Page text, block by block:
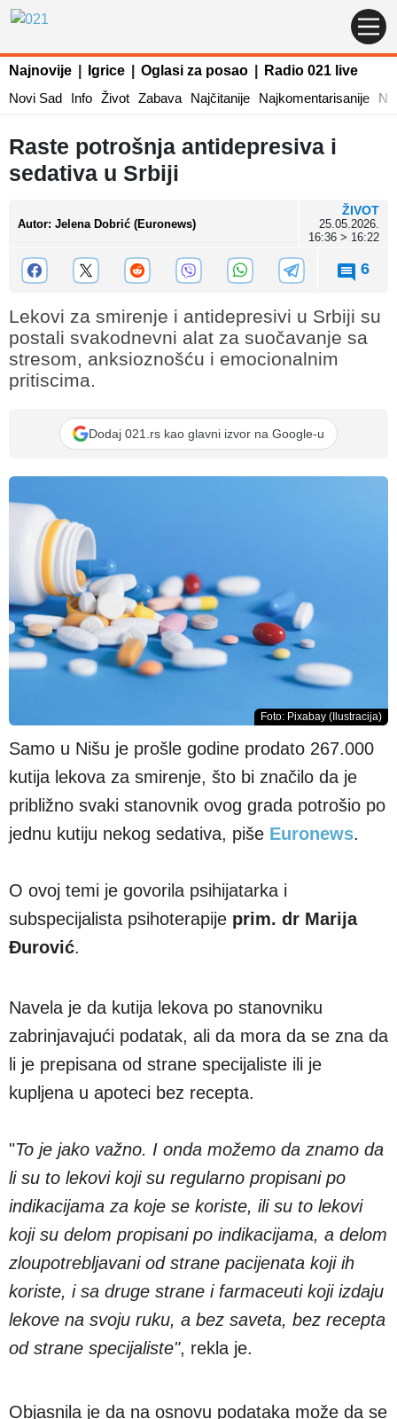
Najnovije Igrice Oglasi za posao
Radio 021 live
Novi Sad
Info Život Zabava Najčitanije Najkomentarisanije
Raste potrošnja antidepresiva i
sedativa u Srbiji
Autor: Jelena Dobrić (Euronews)
ŽIVOT
25.05.2026.
16:36 > 16:22
6
Lekovi za smirenje i antidepresivi u Srbiji su
postali svakodnevni alat za suočavanje sa
stresom, anksioznošću i emocionalnim
pritiscima.
Dodaj 021.rs kao glavni izvor na Google-u
Foto: Pixabay (Ilustracija)
Samo u Nišu je prošle godine prodato 267.000
kutija lekova za smirenje, što bi značilo da je
približno svaki stanovnik ovog grada potrošio po
jednu kutiju nekog sedativa, piše Euronews.
O ovoj temi je govorila psihijatarka i
subspecijalista psihoterapije prim. dr Marija
Đurović.
Navela je da kutija lekova po stanovniku
zabrinjavajući podatak, ali da mora da se zna da
li je prepisana od strane specijaliste ili je
kupljena u apoteci bez recepta.
"To je jako važno. I onda možemo da znamo da
li su to lekovi koji su regularno propisani po
indikacijama za koje se koriste, ili su to lekovi
koji su delom propisani po indikacijama, a delom
zloupotrebljavani od strane pacijenata koji ih
koriste, i sa druge strane i farmaceuti koji izdaju
lekove na svoju ruku, a bez saveta, bez recepta
od strane specijaliste", rekla je.
Objasnila je da na osnovu podataka može da se